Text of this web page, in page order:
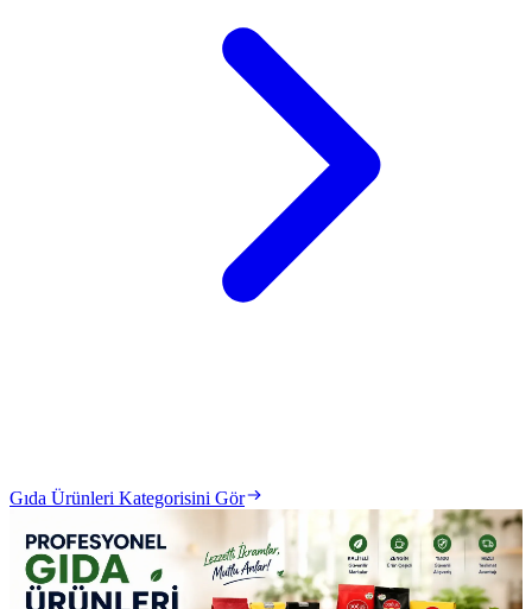
Gıda Ürünleri Kategorisini Gör